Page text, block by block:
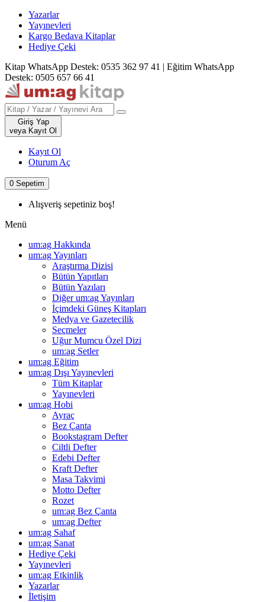
Yazarlar
Yayınevleri
Kargo Bedava Kitaplar
Hediye Çeki
Kitap WhatsApp Destek: 0535 362 97 41 | Eğitim WhatsApp
Destek: 0505 657 66 41
Giriş Yap
veya Kayıt Ol
Kayıt Ol
Oturum Aç
0 Sepetim
Alışveriş sepetiniz boş!
Menü
um:ag Hakkında
um:ag Yayınları
Araştırma Dizisi
Bütün Yapıtları
Bütün Yazıları
Diğer um:ag Yayınları
İçimdeki Güneş Kitapları
Medya ve Gazetecilik
Seçmeler
Uğur Mumcu Özel Dizi
um:ag Setler
um:ag Eğitim
um:ag Dışı Yayınevleri
Tüm Kitaplar
Yayınevleri
um:ag Hobi
Ayraç
Bez Çanta
Bookstagram Defter
Ciltli Defter
Edebi Defter
Kraft Defter
Masa Takvimi
Motto Defter
Rozet
um:ag Bez Çanta
um:ag Defter
um:ag Sahaf
um:ag Sanat
Hediye Çeki
Yayınevleri
um:ag Etkinlik
Yazarlar
İletişim